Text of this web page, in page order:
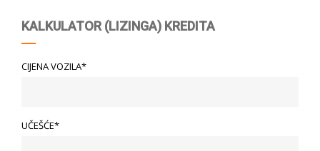
KALKULATOR (LIZINGA) KREDITA
CIJENA VOZILA*
UČEŠĆE*